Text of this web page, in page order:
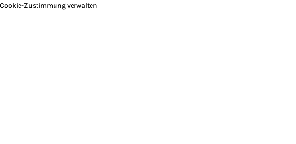
Cookie-Zustimmung verwalten